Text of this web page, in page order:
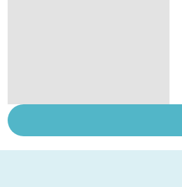
les papillomavirus